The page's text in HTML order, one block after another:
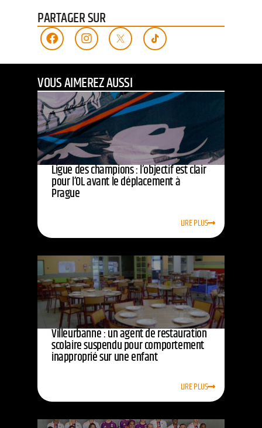
PARTAGER SUR
VOUS AIMEREZ AUSSI
Ligue des champions : l’objectif est clair
pour l’OL avant le déplacement à
Prague
LIRE PLUS
Villeurbanne : un agent de restauration
scolaire suspendu pour comportement
inapproprié sur une enfant
LIRE PLUS